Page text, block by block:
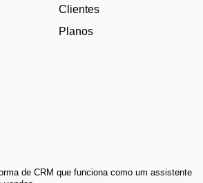
Clientes
Planos
de CRM que funciona como um assistente